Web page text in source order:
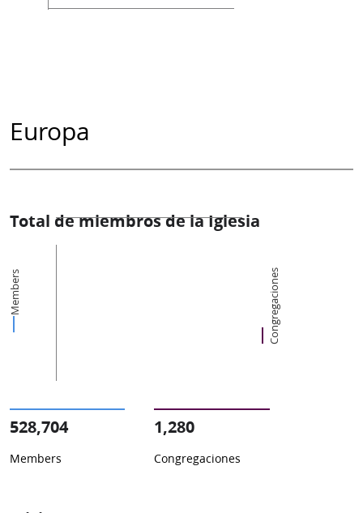
Europa
Total de miembros de la Iglesia
Members Congregaciones
528,704
Members
1,280
Congregaciones